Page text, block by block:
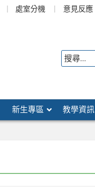
處室分機 意見反應
新生專區 教學資訊